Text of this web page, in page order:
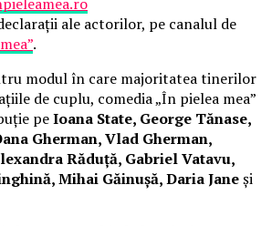
ale actorilor, pe canalul de
.
modul în care majoritatea tinerilor
de cuplu, comedia „În pielea mea”
peIoana State, George Tănase,
Gherman, Vlad Gherman,
Răduță, Gabriel Vatavu,
Mihai Găinușă, Daria Janeși